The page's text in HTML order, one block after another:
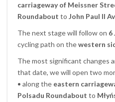
carriageway of Meissner
Roundabout to John Paul II
The next stage will follow on 6
cycling path on thewestern
The most significant changes
that date, we will open two
• along the eastern
Polsadu Roundabout to